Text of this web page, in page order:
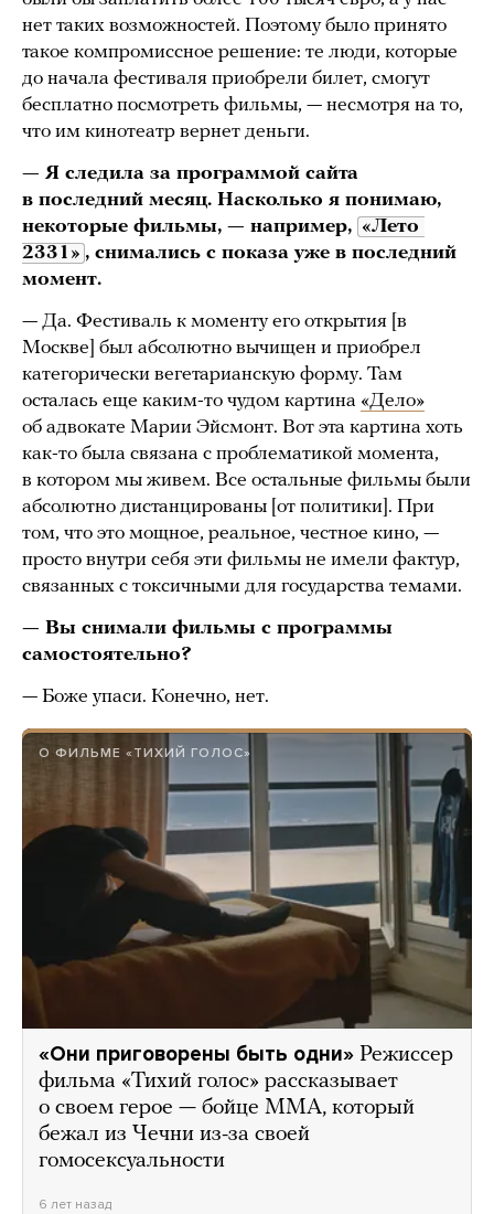
нет таких возможностей. Поэтому было принято
такое компромиссное решение: те люди, которые
до начала фестиваля приобрели билет, смогут
бесплатно посмотреть фильмы, — несмотря на то,
что им кинотеатр вернет деньги.
— Я следила за программой сайта
в последний месяц. Насколько я понимаю,
некоторые фильмы, — например, «Лето
2331» , снимались с показа уже в последний
момент.
— Да. Фестиваль к моменту его открытия [в
Москве] был абсолютно вычищен и приобрел
категорически вегетарианскую форму. Там
осталась еще каким-то чудом картина «Дело»
об адвокате Марии Эйсмонт. Вот эта картина хоть
как-то была связана с проблематикой момента,
в котором мы живем. Все остальные фильмы были
абсолютно дистанцированы [от политики]. При
том, что это мощное, реальное, честное кино, —
просто внутри себя эти фильмы не имели фактур,
связанных с токсичными для государства темами.
— Вы снимали фильмы с программы
самостоятельно?
— Боже упаси. Конечно, нет.
О ФИЛЬМЕ «ТИХИЙ ГОЛОС»
«Они приговорены быть одни» Режиссер
фильма «Тихий голос» рассказывает
о своем герое — бойце ММА, который
бежал из Чечни из-за своей
гомосексуальности
6 лет назад